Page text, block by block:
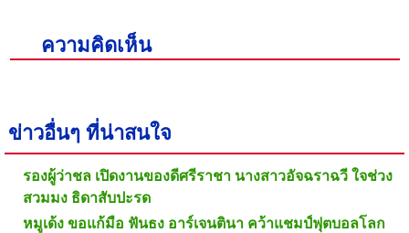
ความคิดเห็น
ข่าวอื่นๆ ที่น่าสนใจ
รองผู้ว่าชล เปิดงานของดีศรีราชา นางสาวอัจฉราฉวี ใจช่วง
สวมมง ธิดาสับปะรด
หมูเด้ง ขอแก้มือ ฟันธง อาร์เจนตินา คว้าแชมป์ฟุตบอลโลก